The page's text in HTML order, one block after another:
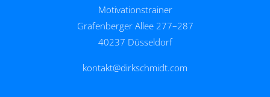
Motivationstrainer
Grafenberger Allee 277–287
40237 Düsseldorf
kontakt@dirkschmidt.com